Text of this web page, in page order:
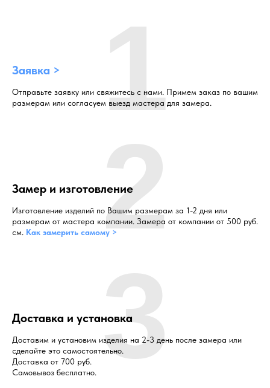
Заявка >
Отправьте заявку или свяжитесь с нами. Примем заказ по вашим
размерам или согласуем выезд мастера для замера.
1
Замер и изготовление
Изготовление изделий по Вашим размерам за 1-2 дня или
размерам от мастера компании. Замера от компании от 500 руб.
см. Как замерить самому >2
Доставка и установка
Доставим и установим изделия на 2-3 день после замера или
сделайте это самостоятельно.
Доставка от 700 руб.
Самовывоз бесплатно. 3